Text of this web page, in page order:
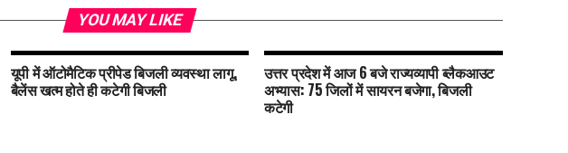
YOU MAY LIKE
यूपी में ऑटोमैटिक प्रीपेड बिजली व्यवस्था लागू,
बैलेंस खत्म होते ही कटेगी बिजली
उत्तर प्रदेश में आज 6 बजे राज्यव्यापी ब्लैकआउट
अभ्यास: 75 जिलों में सायरन बजेगा, बिजली
कटेगी